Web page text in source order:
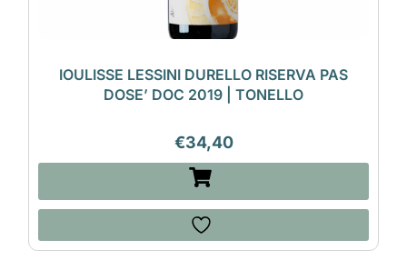
IOULISSE LESSINI DURELLO RISERVA PAS
DOSE’ DOC 2019 | TONELLO
€34,40